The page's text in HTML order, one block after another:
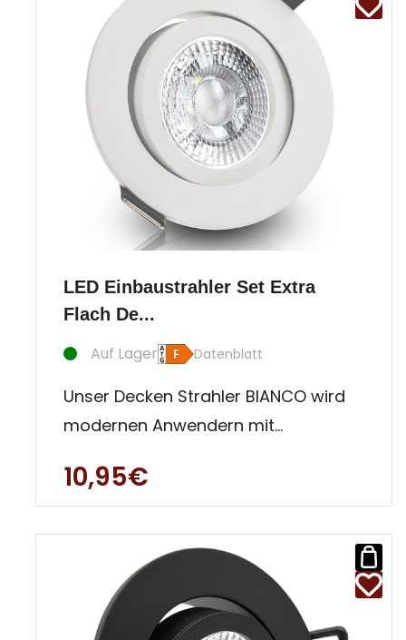
LED Einbaustrahler Set Extra
Flach De...
Auf Lager Datenblatt
Unser Decken Strahler BIANCO wird
modernen Anwendern mit
flaches (c
10,95€